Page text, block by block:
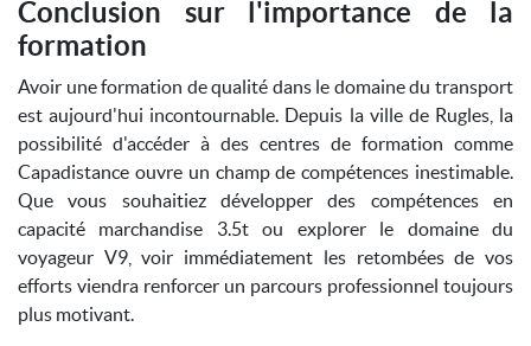
Conclusion sur l'importance de la
formation
Avoir une formation de qualité dans le domaine du transport
est aujourd'hui incontournable. Depuis la ville de Rugles, la
possibilité d'accéder à des centres de formation comme
Capadistance ouvre un champ de compétences inestimable.
Que vous souhaitiez développer des compétences en
capacité marchandise 3.5t ou explorer le domaine du
voyageur V9, voir immédiatement les retombées de vos
efforts viendra renforcer un parcours professionnel toujours
plus motivant.